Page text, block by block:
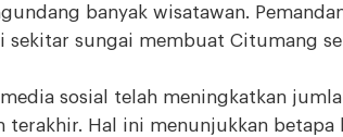
banyak wisatawan.
sekitar sungai membuat Citumang
sosial telah meningkatkan
terakhir. Hal ini menunjukkan